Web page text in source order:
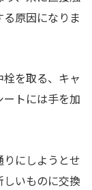
原因になりま
を取る、キャ
トには手を加
にしようとせ
いものに交換